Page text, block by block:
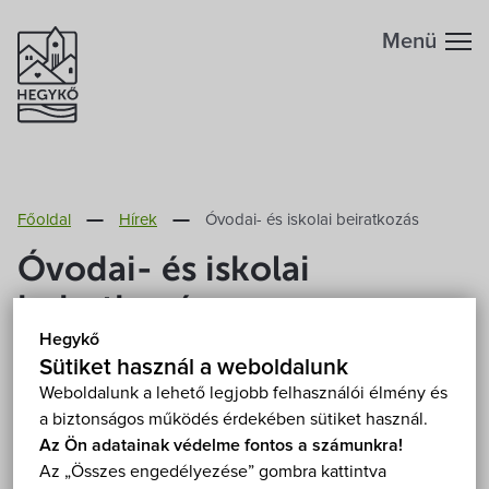
Hegykő
Sütiket használ a weboldalunk
Weboldalunk a lehető legjobb felhasználói élmény és
a biztonságos működés érdekében sütiket használ.
Az Ön adatainak védelme fontos a számunkra!
Az „Összes engedélyezése” gombra kattintva
Fontos telefonszámok
Földrajzi adottság
Éghajlat
Szabadidő
Éttermek
Programok
Menü
Főoldal Hírek Óvodai- és iskolai beiratkozás
Óvodai- és iskolai
beiratkozás
2023. Március 28.
A Hegykői Tündérrózsa Óvoda 2023. április 25-27.
között, a hegykői Fertő-táj Általános Iskola 2023.